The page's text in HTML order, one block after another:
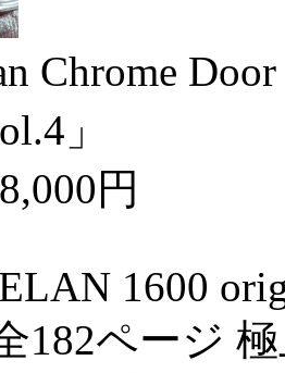
Chrome
」
円
1600
182ページ